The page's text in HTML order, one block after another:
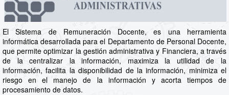
El Sistema de Remuneración Docente, es una herramienta
informática desarrollada para el Departamento de Personal Docente,
que permite optimizar la gestión administrativa y Financiera, a través
de la centralizar la información, maximiza la utilidad de la
información, facilita la disponibilidad de la información, minimiza el
riesgo en el manejo de la información y acorta tiempos de
procesamiento de datos.